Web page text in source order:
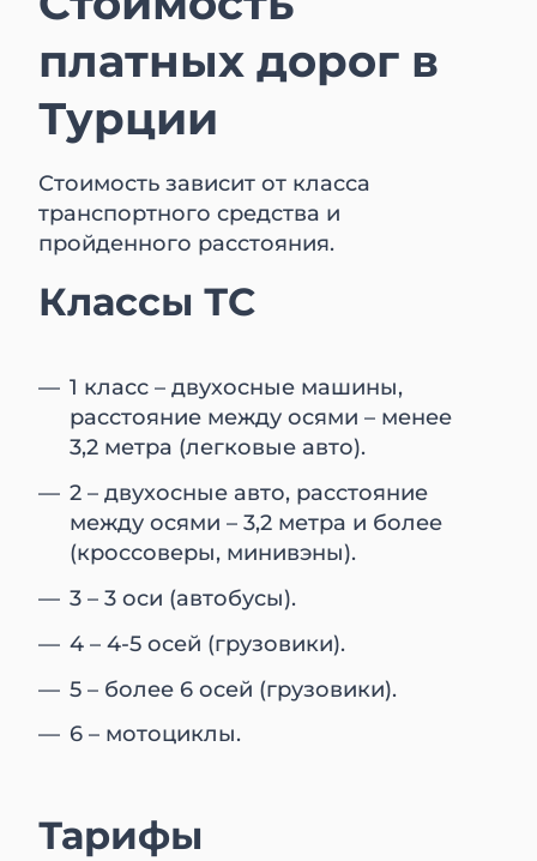
платных дорог в
Турции
Стоимость зависит от класса
транспортного средства и
пройденного расстояния.
Классы ТС
1 класс – двухосные машины,
расстояние между осями – менее
3,2 метра (легковые авто).
2 – двухосные авто, расстояние
между осями – 3,2 метра и более
(кроссоверы, минивэны).
3 – 3 оси (автобусы).
4 – 4-5 осей (грузовики).
5 – более 6 осей (грузовики).
6 – мотоциклы.
Тарифы